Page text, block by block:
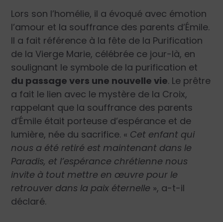
Lors son l’homélie, il a évoqué avec émotion
l’amour et la souffrance des parents d’Émile.
Il a fait référence à la fête de la Purification
de la Vierge Marie, célébrée ce jour-là, en
soulignant le symbole de la purification et
du passage vers une nouvelle vie. Le prêtre
a fait le lien avec le mystère de la Croix,
rappelant que la souffrance des parents
d’Émile était porteuse d’espérance et de
lumière, née du sacrifice. « Cet enfant qui
nous a été retiré est maintenant dans le
Paradis, et l’espérance chrétienne nous
invite à tout mettre en œuvre pour le
retrouver dans la paix éternelle », a-t-il
déclaré.